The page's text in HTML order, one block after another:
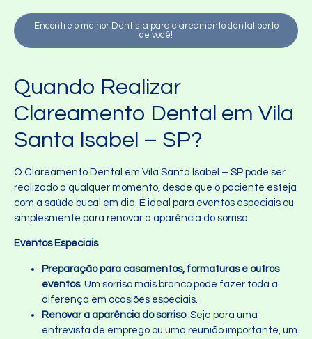
Encontre o melhor Dentista para clareamento dental perto
de você!
Quando Realizar
Clareamento Dental em Vila
Santa Isabel – SP?
O Clareamento Dental em Vila Santa Isabel – SP pode ser
realizado a qualquer momento, desde que o paciente esteja
com a saúde bucal em dia. É ideal para eventos especiais ou
simplesmente para renovar a aparência do sorriso.
Eventos Especiais
Preparação para casamentos, formaturas e outros
eventos: Um sorriso mais branco pode fazer toda a
diferença em ocasiões especiais.
Renovar a aparência do sorriso: Seja para uma
entrevista de emprego ou uma reunião importante, um